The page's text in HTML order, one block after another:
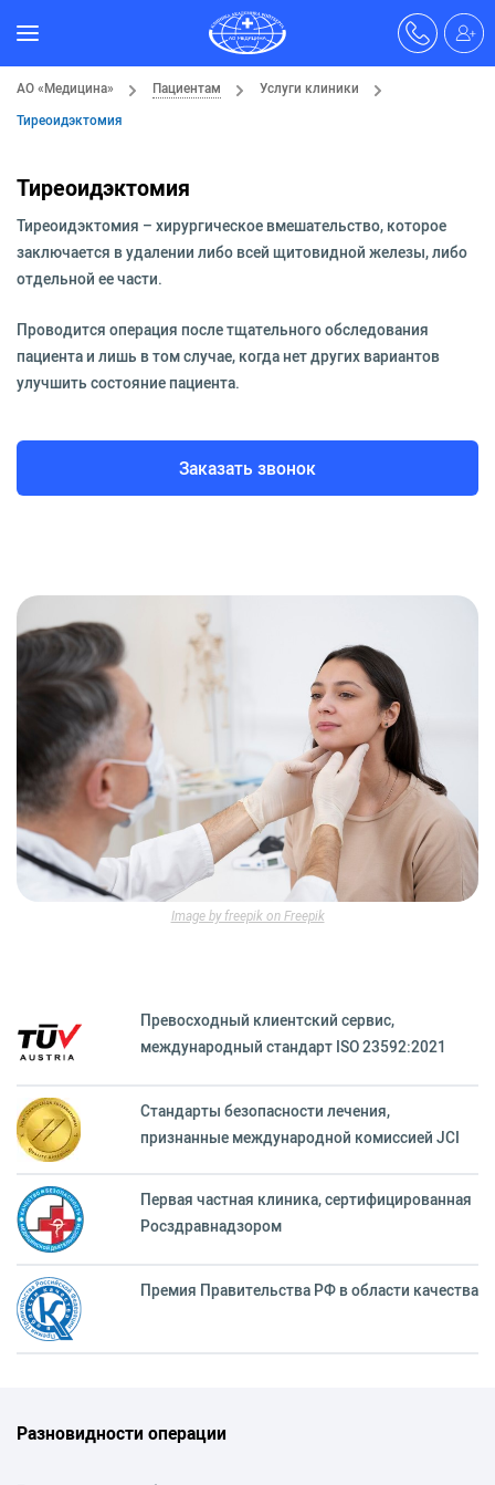
АО «Медицина» Пациентам
Услуги клиники
Тиреоидэктомия
Тиреоидэктомия
Тиреоидэктомия – хирургическое вмешательство, которое
заключается в удалении либо всей щитовидной железы, либо
отдельной ее части.
Проводится операция после тщательного обследования
пациента и лишь в том случае, когда нет других вариантов
улучшить состояние пациента.
Заказать звонок
Image by freepik on Freepik
Превосходный клиентский сервиc,
международный стандарт ISO 23592:2021
Стандарты безопасности лечения,
признанные международной комиссией JCI
Первая частная клиника, сертифицированная
Росздравнадзором
Премия Правительства РФ в области качества
Разновидности операции